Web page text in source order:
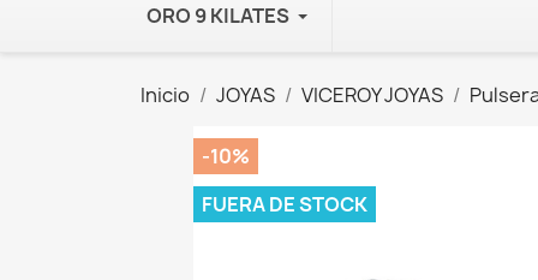
ORO 9 KILATES
Inicio JOYAS VICEROY JOYAS
-10%
FUERA DE STOCK